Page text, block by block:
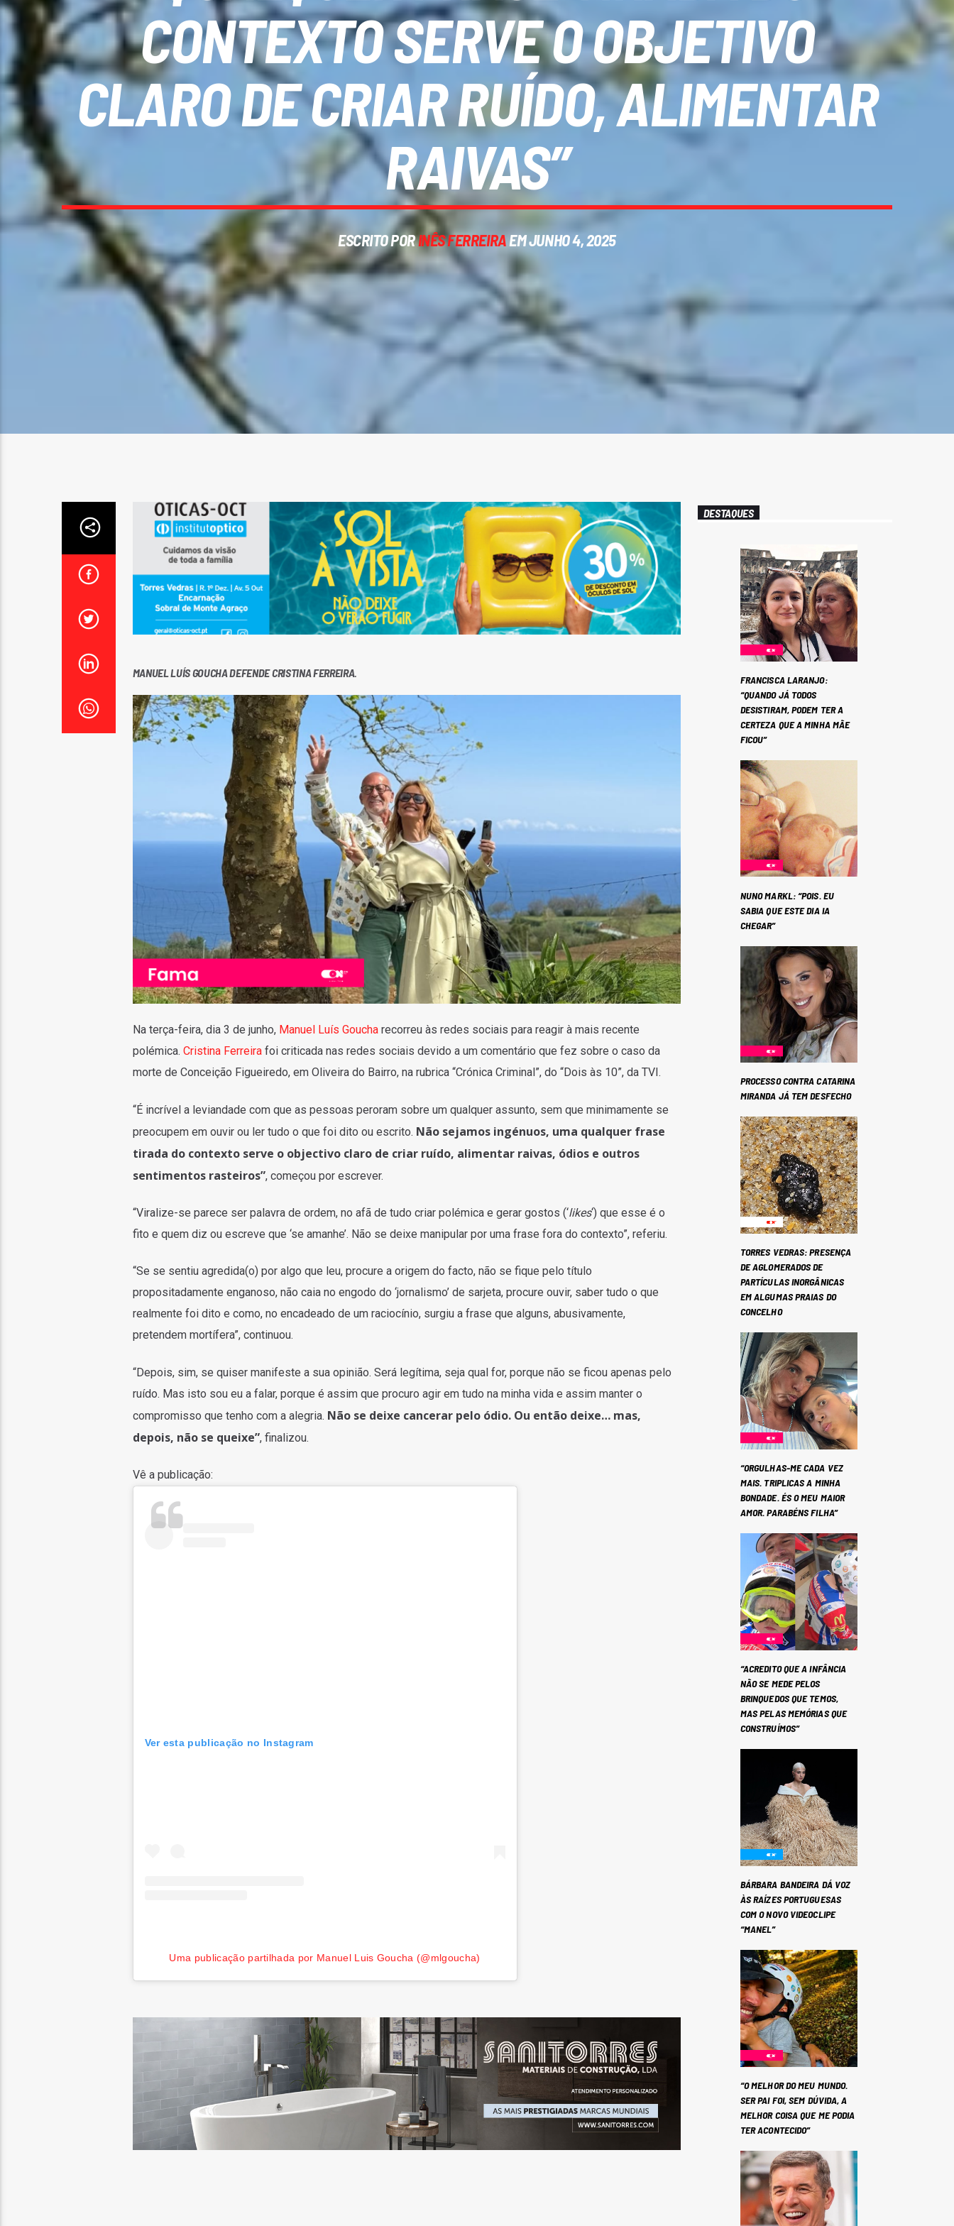
CONTEXTO SERVE O OBJETIVO
CLARO DE CRIAR RUÍDO, ALIMENTAR
RAIVAS”
ESCRITO PORINÊS FERREIRAEM JUNHO 4, 2025
MANUEL LUÍS GOUCHA DEFENDE CRISTINA FERREIRA.
Na terça-feira, dia 3 de junho, Manuel Luís Goucharecorreu às redes sociais para reagir à mais recente
polémica. Cristina Ferreirafoi criticada nas redes sociais devido a um comentário que fez sobre o caso da
morte de Conceição Figueiredo, em Oliveira do Bairro, na rubrica “Crónica Criminal”, do “Dois às 10”, da TVI.
“É incrível a leviandade com que as pessoas peroram sobre um qualquer assunto, sem que minimamente se
preocupem em ouvir ou ler tudo o que foi dito ou escrito. Não sejamos ingénuos, uma qualquer frase
tirada do contexto serve o objectivo claro de criar ruído, alimentar raivas, ódios e outros
sentimentos rasteiros”, começou por escrever.
“Viralize-se parece ser palavra de ordem, no afã de tudo criar polémica e gerar gostos (‘likes‘) que esse é o
fito e quem diz ou escreve que ‘se amanhe’. Não se deixe manipular por uma frase fora do contexto”, referiu.
“Se se sentiu agredida(o) por algo que leu, procure a origem do facto, não se fique pelo título
propositadamente enganoso, não caia no engodo do ‘jornalismo’ de sarjeta, procure ouvir, saber tudo o que
realmente foi dito e como, no encadeado de um raciocínio, surgiu a frase que alguns, abusivamente,
pretendem mortífera”, continuou.
“Depois, sim, se quiser manifeste a sua opinião. Será legítima, seja qual for, porque não se ficou apenas pelo
ruído. Mas isto sou eu a falar, porque é assim que procuro agir em tudo na minha vida e assim manter o
compromisso que tenho com a alegria. Não se deixe cancerar pelo ódio. Ou então deixe… mas,
depois, não se queixe”, finalizou.
Vê a publicação:
Ver esta publicação no Instagram
Uma publicação partilhada por Manuel Luis Goucha (@mlgoucha)
DESTAQUES
FRANCISCA LARANJO:
“QUANDO JÁ TODOS
DESISTIRAM, PODEM TER A
CERTEZA QUE A MINHA MÃE
FICOU”
NUNO MARKL: “POIS. EU
SABIA QUE ESTE DIA IA
CHEGAR”
PROCESSO CONTRA CATARINA
MIRANDA JÁ TEM DESFECHO
TORRES VEDRAS: PRESENÇA
DE AGLOMERADOS DE
PARTÍCULAS INORGÂNICAS
EM ALGUMAS PRAIAS DO
CONCELHO
“ORGULHAS-ME CADA VEZ
MAIS. TRIPLICAS A MINHA
BONDADE. ÉS O MEU MAIOR
AMOR. PARABÉNS FILHA”
“ACREDITO QUE A INFÂNCIA
NÃO SE MEDE PELOS
BRINQUEDOS QUE TEMOS,
MAS PELAS MEMÓRIAS QUE
CONSTRUÍMOS”
BÁRBARA BANDEIRA DÁ VOZ
ÀS RAÍZES PORTUGUESAS
COM O NOVO VIDEOCLIPE
“MANEL”
“O MELHOR DO MEU MUNDO.
SER PAI FOI, SEM DÚVIDA, A
MELHOR COISA QUE ME PODIA
TER ACONTECIDO”